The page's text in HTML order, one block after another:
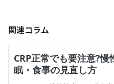
関連コラム